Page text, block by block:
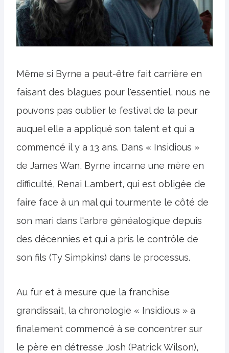
Même si Byrne a peut-être fait carrière en
faisant des blagues pour l'essentiel, nous ne
pouvons pas oublier le festival de la peur
auquel elle a appliqué son talent et qui a
commencé il y a 13 ans. Dans « Insidious »
de James Wan, Byrne incarne une mère en
difficulté, Renai Lambert, qui est obligée de
faire face à un mal qui tourmente le côté de
son mari dans l'arbre généalogique depuis
des décennies et qui a pris le contrôle de
son fils (Ty Simpkins) dans le processus.
Au fur et à mesure que la franchise
grandissait, la chronologie « Insidious » a
finalement commencé à se concentrer sur
le père en détresse Josh (Patrick Wilson),